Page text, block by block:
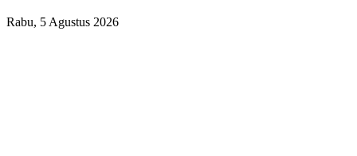
Rabu, 5 Agustus 2026